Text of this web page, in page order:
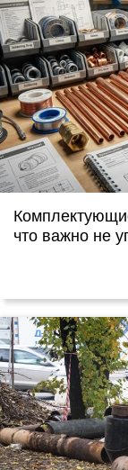
что важно не